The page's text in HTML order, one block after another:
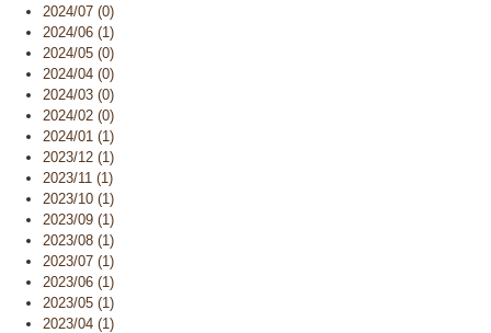
2024/07 (0)
2024/06 (1)
2024/05 (0)
2024/04 (0)
2024/03 (0)
2024/02 (0)
2024/01 (1)
2023/12 (1)
2023/11 (1)
2023/10 (1)
2023/09 (1)
2023/08 (1)
2023/07 (1)
2023/06 (1)
2023/05 (1)
2023/04 (1)